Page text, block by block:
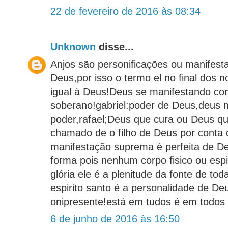
22 de fevereiro de 2016 às 08:34
Unknown disse...
Anjos são personificações ou
Deus,por isso o termo el no final dos
igual à Deus!Deus se manifestando
soberano!gabriel:poder de Deus,deus
poder,rafael;Deus que cura ou Deus
chamado de o filho de Deus por conta
manifestação suprema é perfeita de
forma pois nenhum corpo fisico ou
glória ele é a plenitude da fonte de
espirito santo é a personalidade de
onipresente!está em tudos é em
6 de junho de 2016 às 16:50